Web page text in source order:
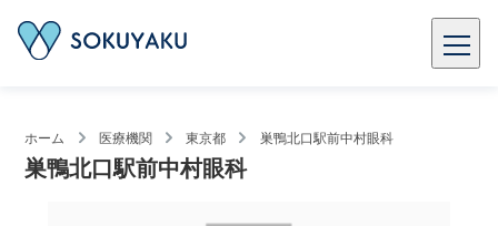
ホーム 医療機関 東京都 巣鴨北口駅前中村眼科
巣鴨北口駅前中村眼科